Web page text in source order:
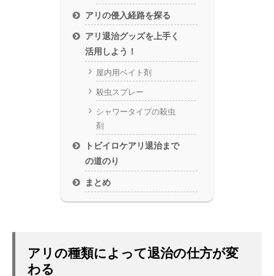
アリの侵入経路を探る
アリ退治グッズを上手く
活用しよう！
屋内用ベイト剤
殺虫スプレー
シャワータイプの殺虫
剤
トビイロケアリ退治まで
の道のり
まとめ
アリの種類によって退治の仕方が変
わる